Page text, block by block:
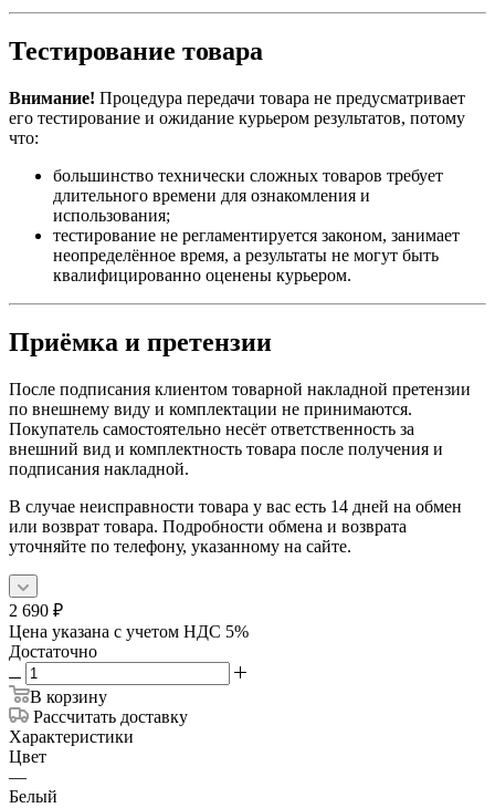
Тестирование товара
Внимание! Процедура передачи товара не предусматривает
его тестирование и ожидание курьером результатов, потому
что:
большинство технически сложных товаров требует
длительного времени для ознакомления и
использования;
тестирование не регламентируется законом, занимает
неопределённое время, а результаты не могут быть
квалифицированно оценены курьером.
Приёмка и претензии
После подписания клиентом товарной накладной претензии
по внешнему виду и комплектации не принимаются.
Покупатель самостоятельно несёт ответственность за
внешний вид и комплектность товара после получения и
подписания накладной.
В случае неисправности товара у вас есть 14 дней на обмен
или возврат товара. Подробности обмена и возврата
уточняйте по телефону, указанному на сайте.
2 690 ₽
Цена указана с учетом НДС 5%
Достаточно
В корзину
Рассчитать доставку
Характеристики
Цвет
—
Белый